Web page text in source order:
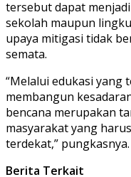
tersebut dapat
sekolah maupun
upaya mitigasi tidak
semata.
“Melalui edukasi yang
membangun
bencana merupakan
masyarakat yang
terdekat,” pungkasnya.
Berita Terkait